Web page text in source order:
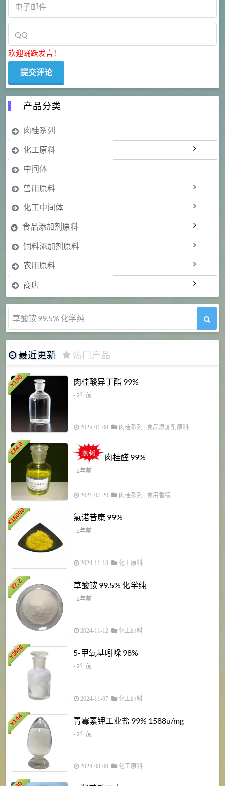
欢迎踊跃发言！
产品分类
肉桂系列
化工原料
中间体
兽用原料
化工中间体
食品添加剂原料
饲料添加剂原料
农用原料
商店
5-甲氧基吲哚 98%
最近更新 热门产品
¥
198 肉桂酸异丁酯 99%
- 2年前
2025-01-09 肉桂系列 食品添加剂原料
¥
34.8
肉桂醛 99%
- 2年前
2021-07-20 肉桂系列 食用香精
¥
18000 氯诺昔康 99%
- 2年前
2024-11-18 化工原料
¥
7.2 草酸铵 99.5% 化学纯
- 2年前
2024-11-12 化工原料
¥
3840 5-甲氧基吲哚 98%
- 2年前
2024-11-07 化工原料
¥
144 青霉素钾工业盐 99% 1588u/mg
- 2年前
2024-08-09 化工原料